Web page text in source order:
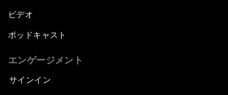
ビデオ
ポッドキャスト
エンゲージメント
サインイン